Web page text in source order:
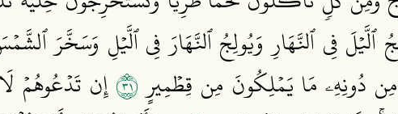
ٱلَّيۡلَ فِي ٱلنَّهَارِ وَيُولِجُ ٱلنَّهَارَ فِي ٱلَّيۡلِ وَسَخَّرَ
دُونِهِۦ مَا يَمۡلِكُونَ مِن قِطۡمِيرٍ١٣إِن تَدۡعُوهُمۡ